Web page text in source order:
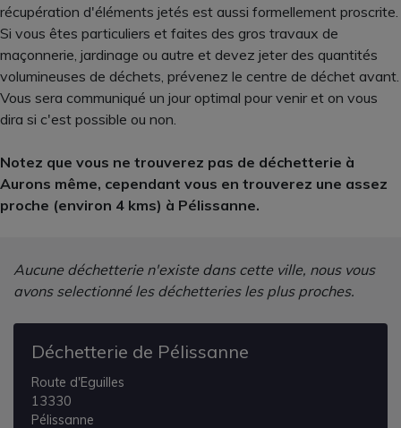
récupération d'éléments jetés est aussi formellement proscrite.
Si vous êtes particuliers et faites des gros travaux de
maçonnerie, jardinage ou autre et devez jeter des quantités
volumineuses de déchets, prévenez le centre de déchet avant.
Vous sera communiqué un jour optimal pour venir et on vous
dira si c'est possible ou non.
Notez que vous ne trouverez pas de déchetterie à
Aurons même, cependant vous en trouverez une assez
proche (environ 4 kms) à Pélissanne.
Aucune déchetterie n'existe dans cette ville, nous vous
avons selectionné les déchetteries les plus proches.
Déchetterie de Pélissanne
Route d'Eguilles
13330
Pélissanne